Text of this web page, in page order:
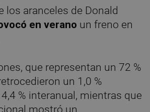
los aranceles de Donald
en verano un freno en
que representan un 72 %
un 1,0 %
% interanual, mientras que
mostró un